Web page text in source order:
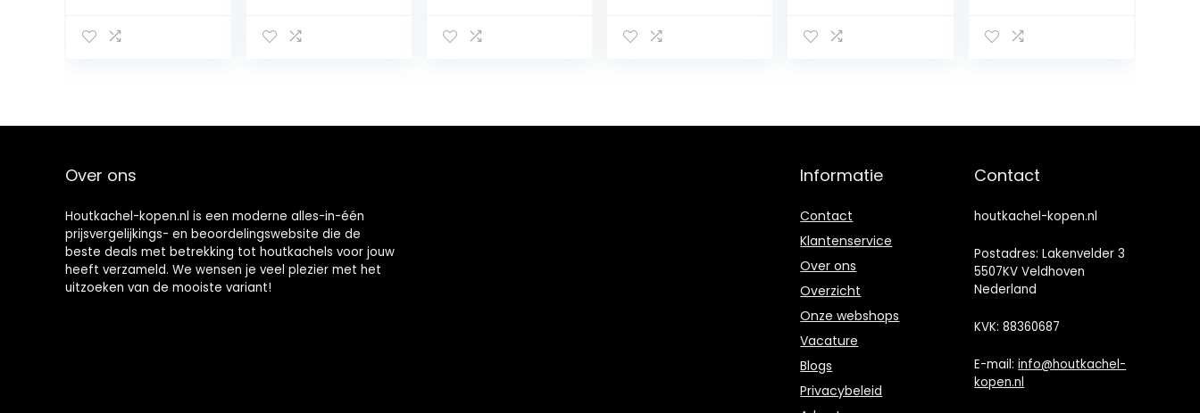
1/2″LOT 10 rechte
None
outdoor
vuurvaste
pizzaoven
messing
delen, non-one
wandlamp voor
haarden Max.
Calciumsilicaat
Over ons
Houtkachel-kopen.nl is een moderne alles-in-één
prijsvergelijkings- en beoordelingswebsite die de
beste deals met betrekking tot houtkachels voor jouw
heeft verzameld. We wensen je veel plezier met het
uitzoeken van de mooiste variant!
Informatie
Contact
Klantenservice
Over ons
Overzicht
Onze webshops
Vacature
Blogs
Privacybeleid
Contact
houtkachel-kopen.nl
Postadres: Lakenvelder 3
5507KV Veldhoven
Nederland
KVK: 88360687
E-mail:info@houtkachel-
kopen.nl